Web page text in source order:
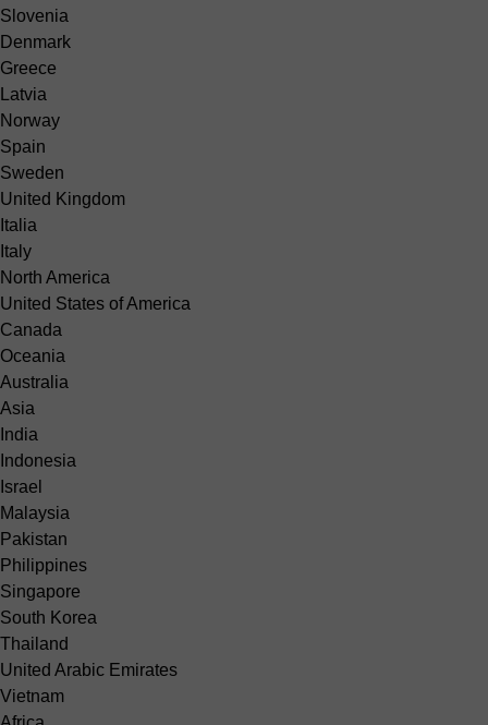
Slovenia
Denmark
Greece
Latvia
Norway
Spain
Sweden
United Kingdom
Italia
Italy
North America
United States of America
Canada
Oceania
Australia
Asia
India
Indonesia
Israel
Malaysia
Pakistan
Philippines
Singapore
South Korea
Thailand
United Arabic Emirates
Vietnam